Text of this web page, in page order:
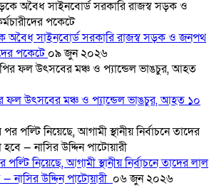
সাইনবোর্ড সরকারি রাজস্ব সড়ক ও জনপথ
পকেটে০৯ জুন ২০২৬
ফল উৎসবের মঞ্চ ও প্যান্ডেল ভাঙচুর, আহত ১০
নিয়েছে, আগামী স্থানীয় নির্বাচনে তাদের লাল
নাসির উদ্দিন পাটোয়ারী ০৬ জুন ২০২৬